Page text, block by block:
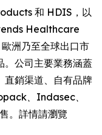
和 HDIS，以
Healthcare
洲乃至全球出口市
。公司主要業務涵蓋
直銷渠道、自有品牌
、Indasec、
。詳情請瀏覽